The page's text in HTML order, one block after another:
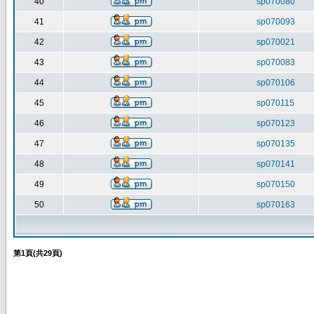
41 sp070093
42 sp070021
43 sp070083
44 sp070106
45 sp070115
46 sp070123
47 sp070135
48 sp070141
49 sp070150
50 sp070163
第1頁(共29頁)